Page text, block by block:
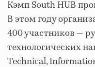
Кэмп South HUB
В этом году
400 участников —
технологических
Technical,